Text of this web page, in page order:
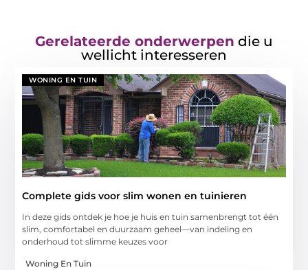
Gerelateerde onderwerpen die u
wellicht interesseren
WONING EN TUIN
Complete gids voor slim wonen en tuinieren
In deze gids ontdek je hoe je huis en tuin samenbrengt tot één
slim, comfortabel en duurzaam geheel—van indeling en
onderhoud tot slimme keuzes voor
Woning En Tuin